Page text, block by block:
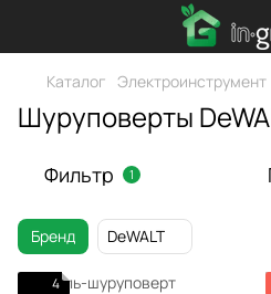
Каталог Электроинструмент
Шуруповерты
Фильтр 1
Бренд DeWALT
4